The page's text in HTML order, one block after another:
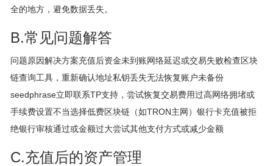
全的地方，避免数据丢失。
B.常见问题解答
问题原因解决方案充值后资金未到账网络延迟或交易失败检查区块
链查询工具，重新确认地址私钥丢失无法恢复账户未备份
seedphrase立即联系TP支持，尝试恢复交易费用过高网络拥堵或
手续费设置不当选择低费区块链（如TRON主网）银行卡充值被拒
绝银行审核通过或金额过大尝试其他支付方式或减少金额
C.充值后的资产管理